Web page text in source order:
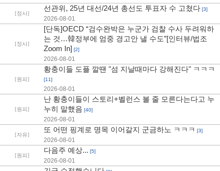
[정사]
선관위, 25년 대선/24년 총선도 투표자 수 고쳤다 [3]
2026-08-01
[정사]
[단독]OECD “검수완박은 누군가 검찰 수사 두려워하
는 것…韓정부에 엄중 경고안 낼 수도”[인터뷰/법조
Zoom In] [2]
2026-08-01
[원피]
황충이들 도플 깔땐 "섬 지날때마다 강해진다" ㅋㅋㅋ
[11]
2026-08-01
[원피]
난 황충이들이 스토리+벨런스 볼 줄 모른다는다고 누
누히 말했음 [40]
2026-08-01
[자유]
또 어떤 핑계로 명목 이어갈지 군금하노 ㅋㅋㅋ [3]
2026-08-01
[원피]
다음주 예상... [5]
2026-08-01